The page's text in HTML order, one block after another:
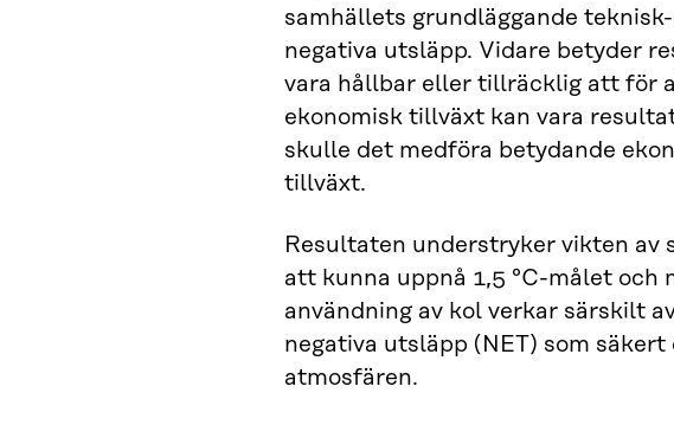
samhällets grundläggande
negativa utsläpp. Vidare betyder
vara hållbar eller tillräcklig att för
ekonomisk tillväxt kan vara
skulle det medföra betydande
tillväxt.
Resultaten understryker vikten av
att kunna uppnå 1,5 °C-målet
användning av kol verkar särskilt
negativa utsläpp (NET) som
atmosfären.